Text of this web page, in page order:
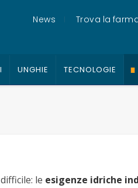
News Trova la
UNGHIE TECNOLOGIE
le esigenze idriche